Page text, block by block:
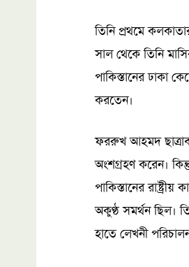
তিনি প্রথমে
সাল থেকে তিনি
পাকিস্তানের ঢাকা
করতেন।
ফররুখ আহমদ
অংশগ্রহণ করেন।
পাকিস্তানের
অকুণ্ঠ সমর্থন ছিল।
হাতে লেখনী